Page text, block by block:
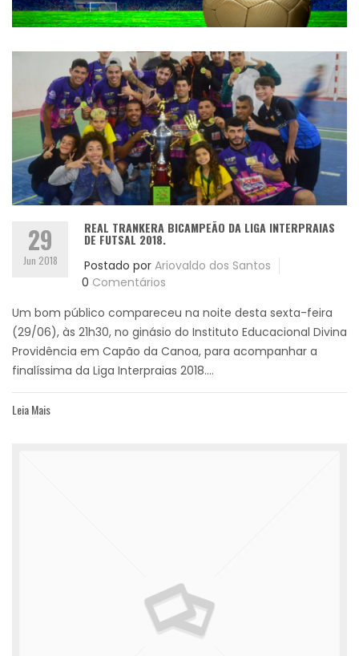
29
Jun 2018
REAL TRANKERA BICAMPEÃO DA LIGA INTERPRAIAS
DE FUTSAL 2018.
Postado por Ariovaldo dos Santos
0 Comentários
Um bom público compareceu na noite desta sexta-feira
(29/06), às 21h30, no ginásio do Instituto Educacional Divina
Providência em Capão da Canoa, para acompanhar a
finalíssima da Liga Interpraias 2018....
Leia Mais